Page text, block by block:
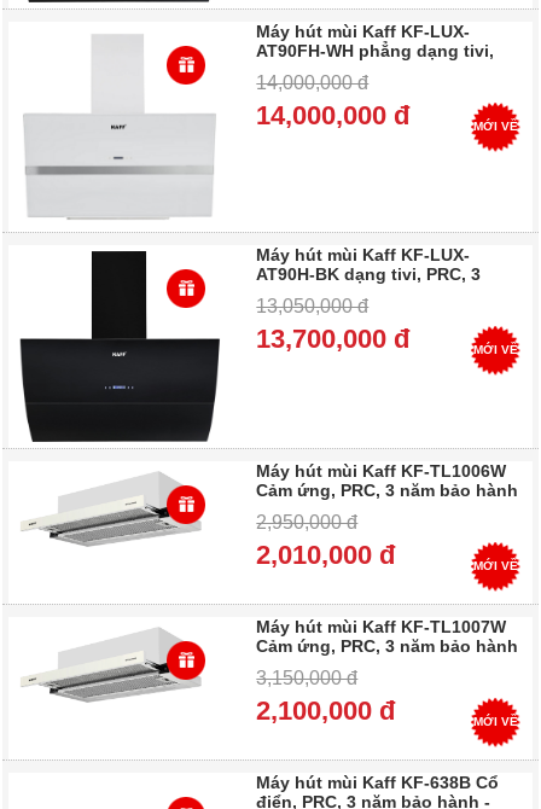
Máy hút mùi Kaff KF-LUX-
AT90FH-WH phẳng dạng tivi,
0%
14,000,000 đ
14,000,000 đ MỚI VỀ
Máy hút mùi Kaff KF-LUX-
AT90H-BK dạng tivi, PRC, 3
13,050,000 đ
13,700,000 đ MỚI VỀ
Máy hút mùi Kaff KF-TL1006W
Cảm ứng, PRC, 3 năm bảo hành
2,950,000 đ
2,010,000 đ MỚI VỀ
Máy hút mùi Kaff KF-TL1007W
Cảm ứng, PRC, 3 năm bảo hành
3,150,000 đ
2,100,000 đ MỚI VỀ
Máy hút mùi Kaff KF-638B Cổ
điển, PRC, 3 năm bảo hành -